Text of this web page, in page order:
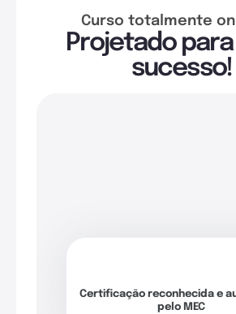
Curso totalmente
Projetado
sucesso!
Certificação reconhecida e
pelo MEC